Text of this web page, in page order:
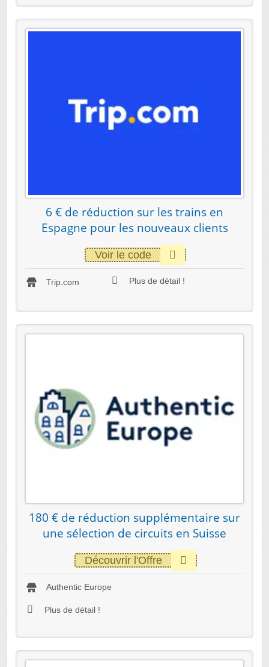
6 € de réduction sur les trains en
Espagne pour les nouveaux clients
Voir le code
Trip.com Plus de détail !
180 € de réduction supplémentaire sur
une sélection de circuits en Suisse
Découvrir l'Offre
Authentic Europe
Plus de détail !